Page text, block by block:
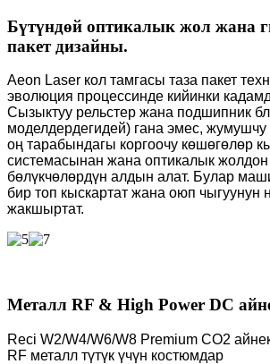
Бүтүндөй оптикалык жол жана
пакет дизайны.
Aeon Laser кол тамгасы таза пакет
эволюция процессинде кийинки
Сызыктуу рельстер жана подшипник
моделдердегидей) гана эмес,
оң тарабындагы коргоочу көшөгөлөр
системасынан жана оптикалык жолдон
бөлүкчөлөрдүн алдын алат. Булар
бир топ кыскартат жана оюп чыгуунун
жакшыртат.
Металл RF & High Power DC
Reci W2/W4/W6/W8 Premium CO2
RF металл түтүк үчүн костюмдар